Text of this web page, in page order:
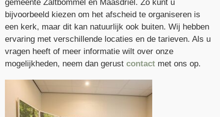
gemeente Zaltbommel en Maasdriel. Zo kunt u
bijvoorbeeld kiezen om het afscheid te organiseren is
een kerk, maar dit kan natuurlijk ook buiten. Wij hebben
ervaring met verschillende locaties en de tarieven. Als u
vragen heeft of meer informatie wilt over onze
mogelijkheden, neem dan gerust contact met ons op.